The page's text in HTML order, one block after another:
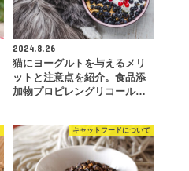
2024.8.26
猫にヨーグルトを与えるメリ
ットと注意点を紹介。食品添
加物プロピレングリコール…
キャットフードについて